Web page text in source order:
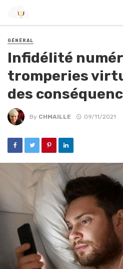
GÉNÉRAL
Infidélité
tromperies
des
By CHMAILLE 09/11/2021